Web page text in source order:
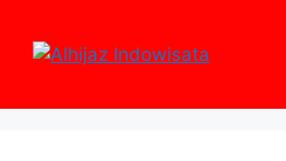
content